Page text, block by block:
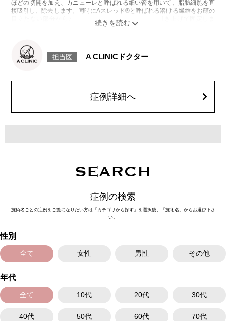
ほどの切開を加え、カニューレと呼ばれる細い管を用いて、脂肪細胞を直
接吸引し、除去します。同時にAスレッド®と呼ばれる溶ける繊維をお顔の
目立たない部分から皮下へ挿入し、皮膚を内側から引き上げて固定しま
感などが術後一時的に生じることがございます。また、稀に貧血、細菌感
染症、左右差、施術箇所の知覚鈍麻、ぼこつき、硬結、瘢痕化、色素沈
顔の脂肪吸引箇所の追加 1ヶ所ごと+162,800円(税込)
オプション：笑気麻酔 3,300円(税込)
担当医 A CLINICドクター
症例詳細へ
SEARCH
症例の検索
施術名ごとの症例をご覧になりたい方は「カテゴリから探す」を選択後、「施術名」からお選び下さ
い。
性別
全て 女性 男性 その他
年代
全て 10代 20代 30代
40代 50代 60代 70代